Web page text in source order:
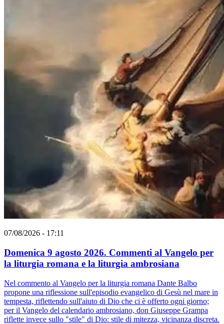
07/08/2026 - 17:11
Domenica 9 agosto 2026. Commenti al Vangelo per
la liturgia romana e la liturgia ambrosiana
Nel commento al Vangelo per la liturgia romana Dante Balbo
propone una riflessione sull'episodio evangelico di Gesù nel mare in
tempesta, riflettendo sull'aiuto di Dio che ci è offerto ogni giorno;
per il Vangelo del calendario ambrosiano, don Giuseppe Grampa
riflette invece sullo "stile" di Dio: stile di mitezza, vicinanza discreta.